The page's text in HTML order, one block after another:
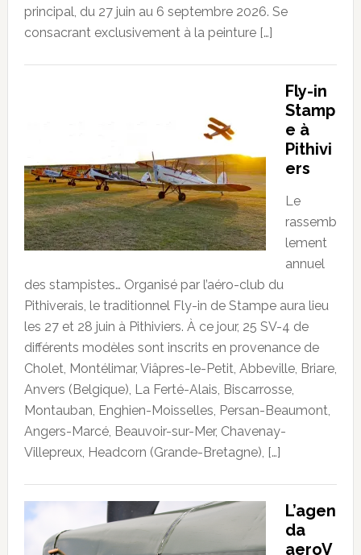
principal, du 27 juin au 6 septembre 2026. Se
consacrant exclusivement à la peinture […]
Fly-in
Stamp
e à
Pithivi
ers
Le
rassemb
lement
annuel
des stampistes… Organisé par l’aéro-club du
Pithiverais, le traditionnel Fly-in de Stampe aura lieu
les 27 et 28 juin à Pithiviers. À ce jour, 25 SV-4 de
différents modèles sont inscrits en provenance de
Cholet, Montélimar, Viâpres-le-Petit, Abbeville, Briare,
Anvers (Belgique), La Ferté-Alais, Biscarrosse,
Montauban, Enghien-Moisselles, Persan-Beaumont,
Angers-Marcé, Beauvoir-sur-Mer, Chavenay-
Villepreux, Headcorn (Grande-Bretagne), […]
L’agen
da
aeroV